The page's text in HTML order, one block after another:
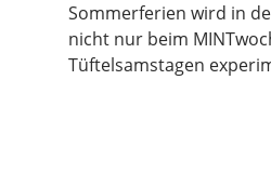
Sommerferien wird in
nicht nur beim
Tüftelsamstagen